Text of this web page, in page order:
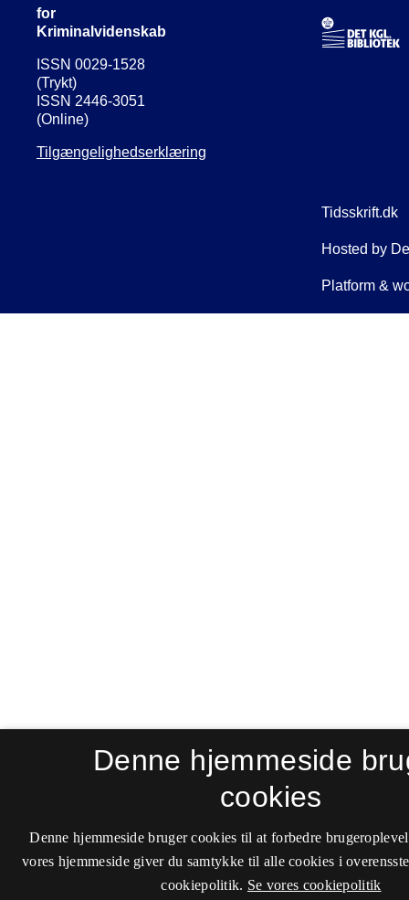
for
Kriminalvidenskab
ISSN 0029-1528
(Trykt)
ISSN 2446-3051
(Online)
Tilgængelighedserklæring
Denne hjemmeside
cookies
Denne hjemmeside bruger cookies til at forbedre
vores hjemmeside giver du samtykke til alle cookies i
cookiepolitik. Se vores cookiepolitik